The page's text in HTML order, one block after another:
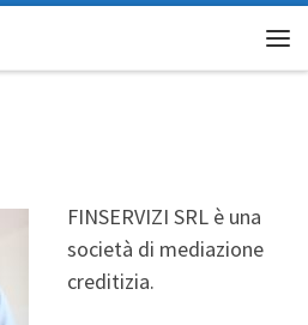
FINSERVIZI SRL è una
società di mediazione
creditizia.